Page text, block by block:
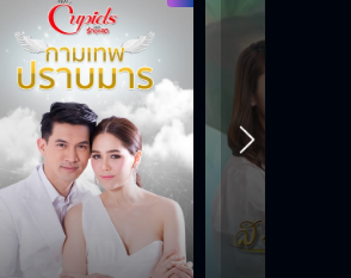
ค่าตัวก็นิดเดียว จะให้เล่นอะไรนักหนา
คิดถึงก็บอกว่าคิดถึง